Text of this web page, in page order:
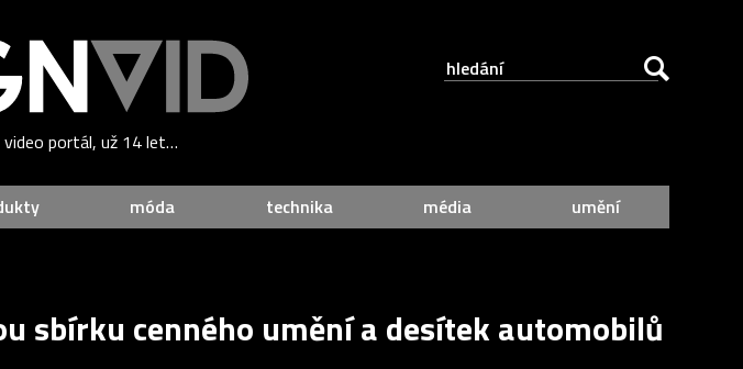
video portál, už 14 let…
móda technika média umění
sbírku cenného umění a desítek automobilů